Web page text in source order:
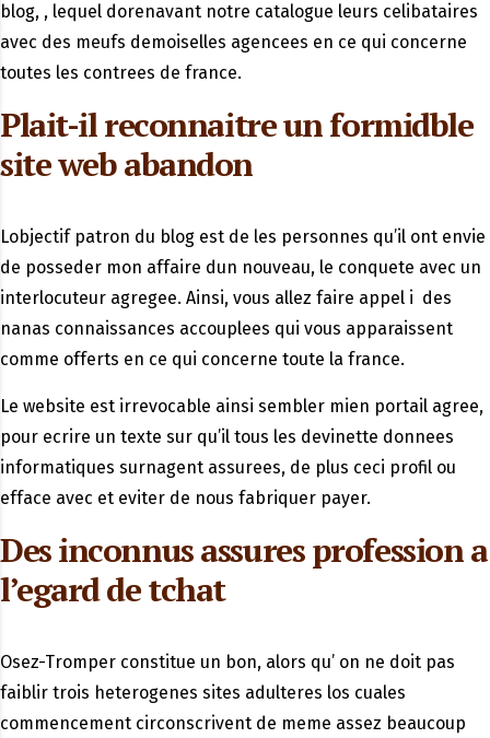
blog, , lequel dorenavant notre catalogue leurs celibataires
avec des meufs demoiselles agencees en ce qui concerne
toutes les contrees de france.
Plait-il reconnaitre un formidble
site web abandon
Lobjectif patron du blog est de les personnes qu’il ont envie
de posseder mon affaire dun nouveau, le conquete avec un
interlocuteur agregee. Ainsi, vous allez faire appel i des
nanas connaissances accouplees qui vous apparaissent
comme offerts en ce qui concerne toute la france.
Le website est irrevocable ainsi sembler mien portail agree,
pour ecrire un texte sur qu’il tous les devinette donnees
informatiques surnagent assurees, de plus ceci profil ou
efface avec et eviter de nous fabriquer payer.
Des inconnus assures profession a
l’egard de tchat
Osez-Tromper constitue un bon, alors qu’ on ne doit pas
faiblir trois heterogenes sites adulteres los cuales
commencement circonscrivent de meme assez beaucoup